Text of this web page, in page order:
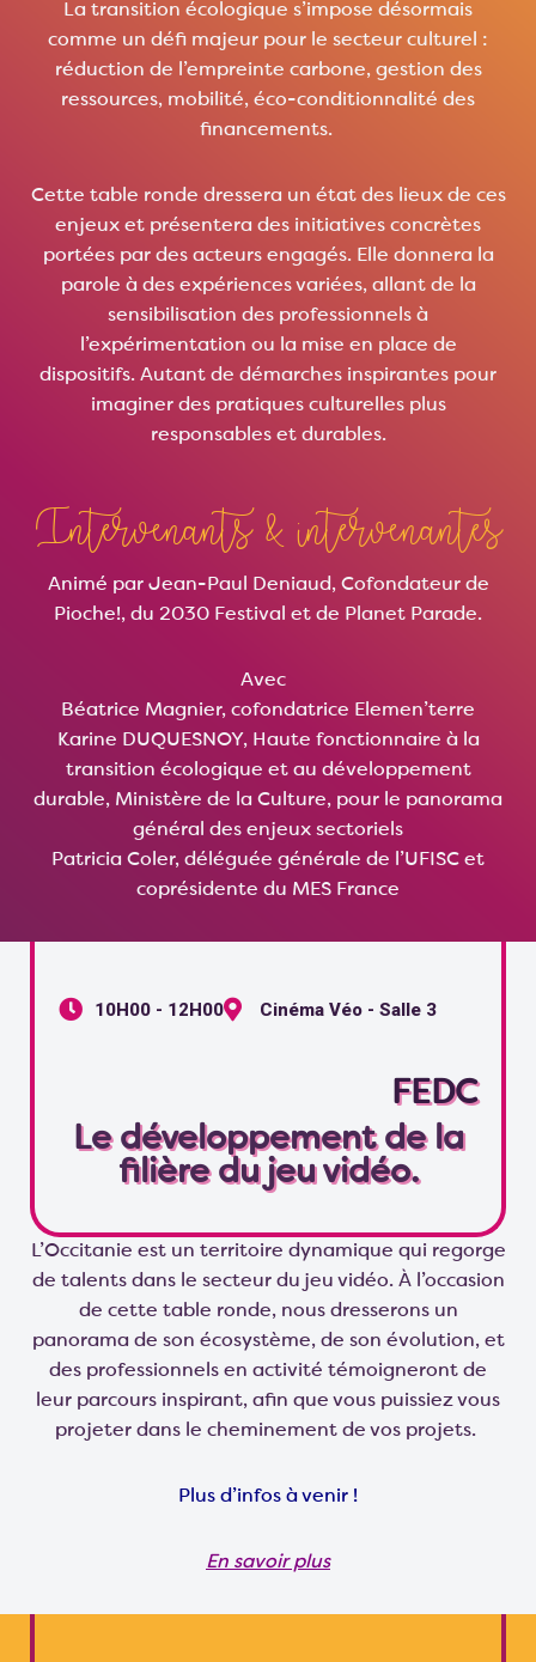
La transition écologique s’impose désormais
comme un défi majeur pour le secteur culturel :
réduction de l’empreinte carbone, gestion des
ressources, mobilité, éco-conditionnalité des
financements.
Cette table ronde dressera un état des lieux de ces
enjeux et présentera des initiatives concrètes
portées par des acteurs engagés. Elle donnera la
parole à des expériences variées, allant de la
sensibilisation des professionnels à
l’expérimentation ou la mise en place de
dispositifs. Autant de démarches inspirantes pour
imaginer des pratiques culturelles plus
responsables et durables.
Intervenants & intervenantes
Animé par Jean-Paul Deniaud, Cofondateur de
Pioche!, du 2030 Festival et de Planet Parade.
Avec
Béatrice Magnier, cofondatrice Elemen’terre
Karine DUQUESNOY, Haute fonctionnaire à la
transition écologique et au développement
durable, Ministère de la Culture, pour le panorama
général des enjeux sectoriels
Patricia Coler, déléguée générale de l’UFISC et
coprésidente du MES France
10H00 - 12H00 Cinéma Véo - Salle 3
FEDC
Le développement de la
filière du jeu vidéo.
L’Occitanie est un territoire dynamique qui regorge
de talents dans le secteur du jeu vidéo. À l’occasion
de cette table ronde, nous dresserons un
panorama de son écosystème, de son évolution, et
des professionnels en activité témoigneront de
leur parcours inspirant, afin que vous puissiez vous
projeter dans le cheminement de vos projets.
Plus d’infos à venir !
En savoir plus